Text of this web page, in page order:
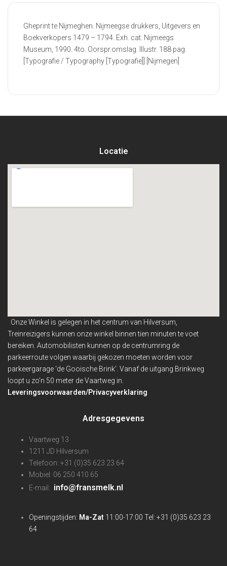
Gheprint te Nijmeghen. Nijmeegse drukkers, Uitgevers en
Boekverkopers 1479 – 1794. Exh. cat. Nijmeegs
Museum, 1990. 4to. Oorspr.omslag. Illustr. 188 pag.
[Typografie / Typography [Typografie]] [Nijmegen]
Locatie
Onze Winkel is gelegen in het centrum van Hilversum,
Treinreizigers kunnen onze winkel binnentien minuten te voet
bereiken. Automobilisten kunnen op de centrumring de
parkeerroute volgen waarbij gekozen moeten worden voor
parkeergarage ‘de Gooische Brink’. Vanaf de uitgang Brinkweg
loopt u zo’n 50 meter de Vaartweg in.
Leveringsvoorwaarden/Privacyverklaring
Adresgegevens
Vaartweg 13
1211 JD Hilversum
Telefoon: +31 (0)35 623 23 64
Mobiel: 06 250 410 65
E-mail: info@fransmelk.nl
Openingstijden: Ma-Zat 11:00-17:00 Tel: +31 (0)35 623 23
64